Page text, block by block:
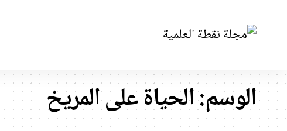
الوسم:الحياة على المريخ